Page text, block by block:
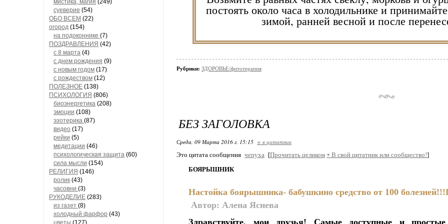
мистика, магия (249)
суеверие (54)
ОБО ВСЕМ (22)
огород (154)
на подоконнике (7)
ПОЗДРАВЛЕНИЯ (42)
с 8 марта (4)
с днем рождения (9)
с новым годом (17)
с рождеством (12)
ПОЛЕЗНОЕ (138)
ПСИХОЛОГИЯ (806)
биоэнергетика (208)
эмоции (108)
эзотерика (87)
видео (17)
рейки (5)
медитации (46)
психологическая защита (60)
сила мысли (154)
РЕЛИГИЯ (146)
ролик (43)
часовни (3)
РУКОДЕЛИЕ (283)
из газет (8)
холодный фарфор (43)
цветы (127)
постоять около часа в холодильнике и
зимой, ранней весной и после
Сок храните в холодильнике не больше суток.
улучшает состояние печени и
улучшает зрение. Особенно этот рецепт полезен
Лечение свеклой
Смесь соков из свеклы, моркови и редьки,
принимайте ежедневно по пол столовой ложки
месяцев.
Рубрики: ЗДОРОВЬЕ/фитотерапия
БЕЗ ЗАГОЛОВКА
Среда, 09 Марта 2016 г. 15:15 + в цитатник
Это цитата сообщения чепуха [Прочитать целиком + В свой цитатник или сообщество!]
БОЯРЫШНИК
Настойка боярышника- бабушкино средство от 100
Автор: Алена Яснева
Здравствуйте, мои друзья! Самые доступные и простые